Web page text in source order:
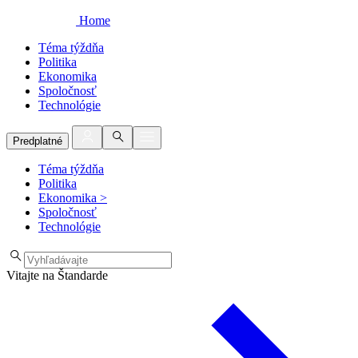
Home
Téma týždňa
Politika
Ekonomika
Spoločnosť
Technológie
Predplatné
Téma týždňa
Politika
Ekonomika >
Spoločnosť
Technológie
Vitajte na Štandarde